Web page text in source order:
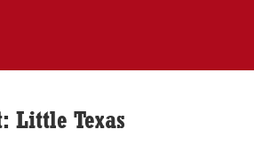
Little Texas